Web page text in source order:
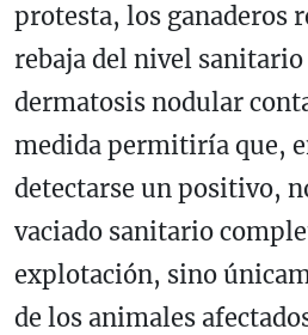
protesta, los ganaderos
rebaja del nivel
dermatosis nodular
medida permitiría que,
detectarse un positivo,
vaciado sanitario
explotación, sino
de los animales